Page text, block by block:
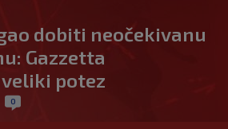
dobiti neočekivanu
Gazzetta
potez
0